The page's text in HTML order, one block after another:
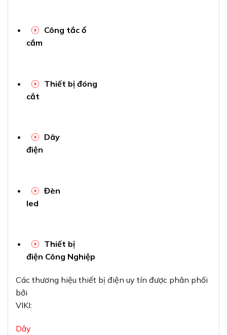
Công tắc ổ
cắm
Thiết bị đóng
cắt
Dây
điện
Đèn
led
Thiết bị
điện Công Nghiệp
Các thương hiệu thiết bị điện uy tín được phân phối
bởi
VIKI:
Dây